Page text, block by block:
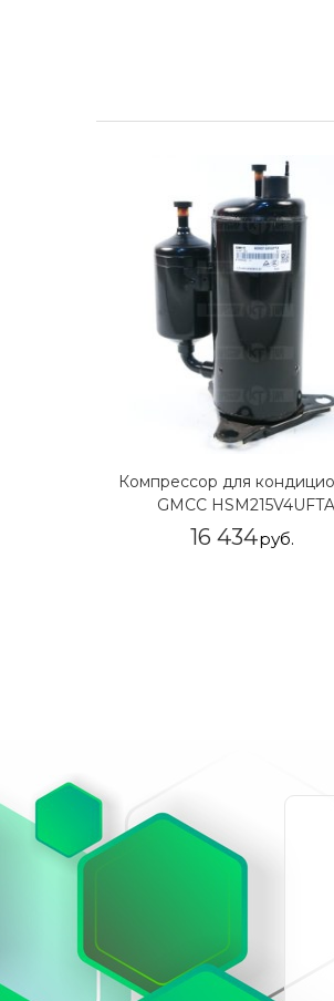
Компрессор для
GMCC HSM215V4UFTA
16 434руб.